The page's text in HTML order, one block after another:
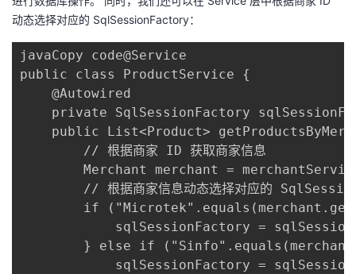
动态选择对应的 SqlSessionFactory：
javaCopy code@Service
public class ProductService {
    @Autowired
private SqlSessionFactory
public List<Product>
        // 根据商家 ID 获取商家信息
Merchant merchant =
// 根据商家信息动态选择对应的
if
sqlSessionFactory =
} else if
sqlSessionFactory =